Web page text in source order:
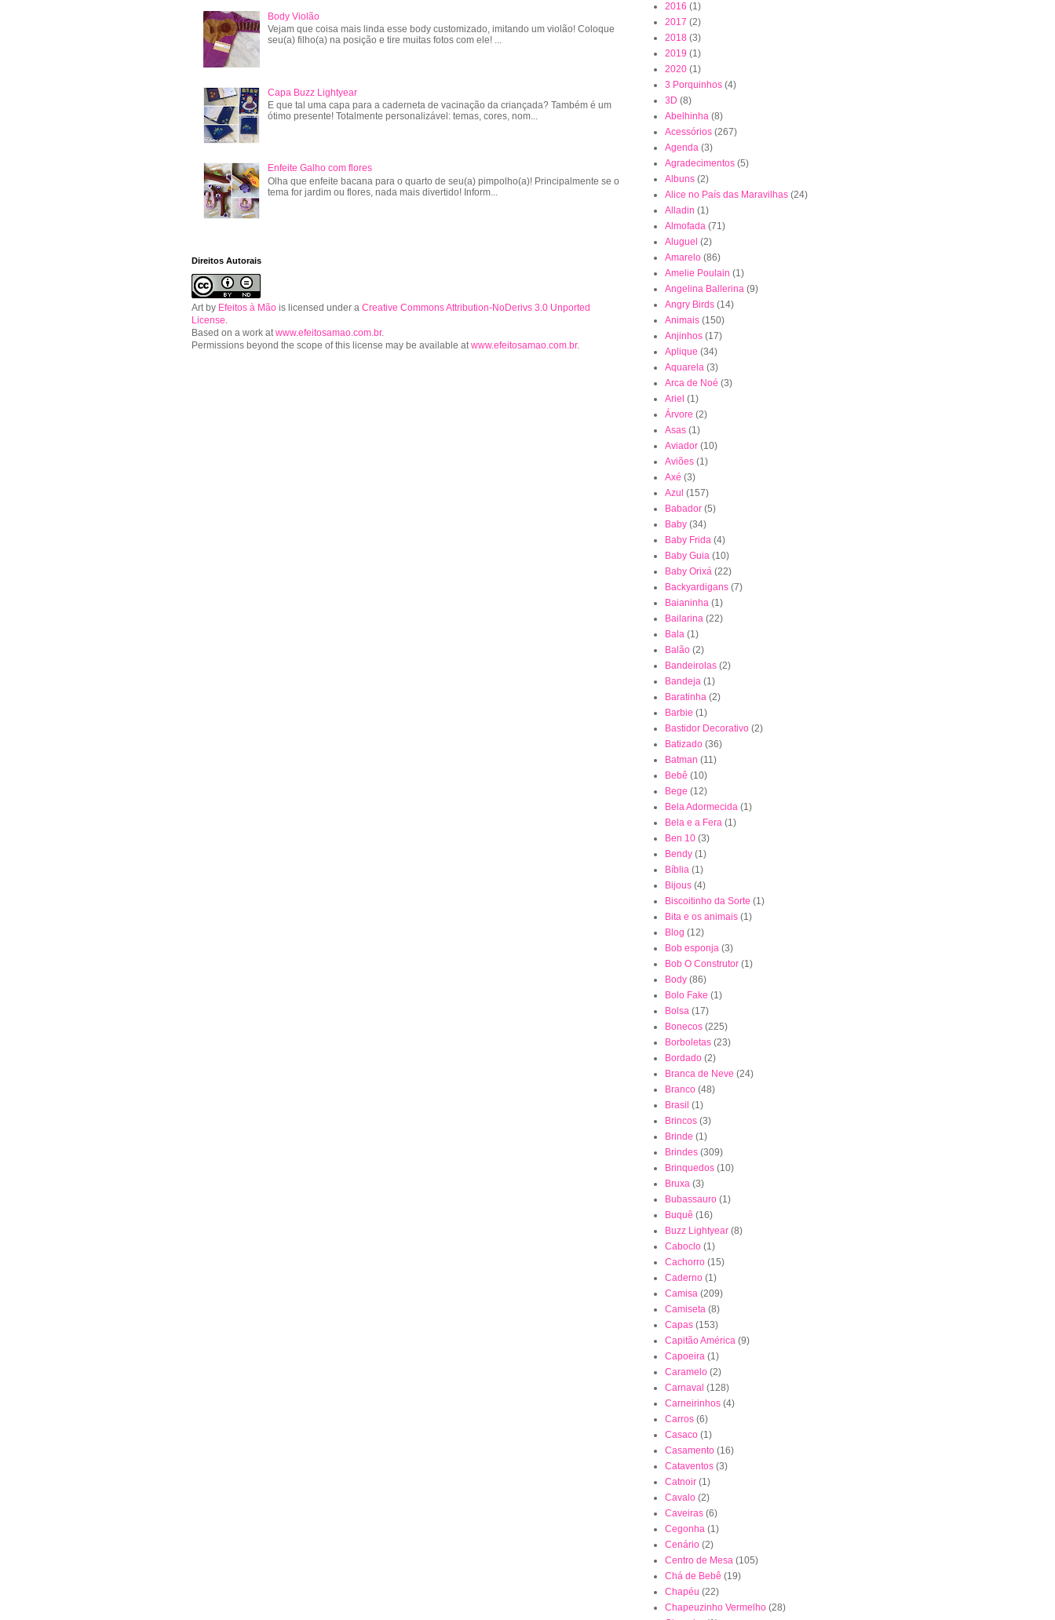
Body Violão
Vejam que coisa mais linda esse body customizado, imitando um violão! Coloque
seu(a) filho(a) na posição e tire muitas fotos com ele! ...
Capa Buzz Lightyear
E que tal uma capa para a caderneta de vacinação da criançada? Também é um
ótimo presente! Totalmente personalizável: temas, cores, nom...
Enfeite Galho com flores
Olha que enfeite bacana para o quarto de seu(a) pimpolho(a)! Principalmente se o
tema for jardim ou flores, nada mais divertido! Inform...
Direitos Autorais
Art by Efeitos à Mão is licensed under a Creative Commons Attribution-NoDerivs 3.0 Unported
License
Based on a work at www.efeitosamao.com.br.
Permissions beyond the scope of this license may be available at www.efeitosamao.com.br.
2016 (1)
2017 (2)
2018 (3)
2019 (1)
2020 (1)
3 Porquinhos (4)
3D (8)
Abelhinha (8)
Acessórios (267)
Agenda (3)
Agradecimentos (5)
Albuns (2)
Alice no País das Maravilhas (24)
Alladin (1)
Almofada (71)
Aluguel (2)
Amarelo (86)
Amelie Poulain (1)
Angelina Ballerina (9)
Angry Birds (14)
Animais (150)
Anjinhos (17)
Aplique (34)
Aquarela (3)
Arca de Noé (3)
Ariel (1)
Árvore (2)
Asas (1)
Aviador (10)
Aviões (1)
Axé (3)
Azul (157)
Babador (5)
Baby (34)
Baby Frida (4)
Baby Guia (10)
Baby Orixá (22)
Backyardigans (7)
Baianinha (1)
Bailarina (22)
Bala (1)
Balão (2)
Bandeirolas (2)
Bandeja (1)
Baratinha (2)
Barbie (1)
Bastidor Decorativo (2)
Batizado (36)
Batman (11)
Bebê (10)
Bege (12)
Bela Adormecida (1)
Bela e a Fera (1)
Ben 10 (3)
Bendy (1)
Bíblia (1)
Bijous (4)
Biscoitinho da Sorte (1)
Bita e os animais (1)
Blog (12)
Bob esponja (3)
Bob O Construtor (1)
Body (86)
Bolo Fake (1)
Bolsa (17)
Bonecos (225)
Borboletas (23)
Bordado (2)
Branca de Neve (24)
Branco (48)
Brasil (1)
Brincos (3)
Brinde (1)
Brindes (309)
Brinquedos (10)
Bruxa (3)
Bubassauro (1)
Buquê (16)
Buzz Lightyear (8)
Caboclo (1)
Cachorro (15)
Caderno (1)
Camisa (209)
Camiseta (8)
Capas (153)
Capitão América (9)
Capoeira (1)
Caramelo (2)
Carnaval (128)
Carneirinhos (4)
Carros (6)
Casaco (1)
Casamento (16)
Cataventos (3)
Catnoir (1)
Cavalo (2)
Caveiras (6)
Cegonha (1)
Cenário (2)
Centro de Mesa (105)
Chá de Bebê (19)
Chapéu (22)
Chapeuzinho Vermelho (28)